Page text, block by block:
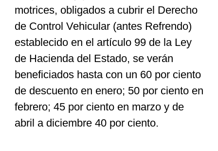
motrices, obligados a cubrir el Derecho
de Control Vehicular (antes Refrendo)
establecido en el artículo 99 de la Ley
de Hacienda del Estado, se verán
beneficiados hasta con un 60 por ciento
de descuento en enero; 50 por ciento en
febrero; 45 por ciento en marzo y de
abril a diciembre 40 por ciento.